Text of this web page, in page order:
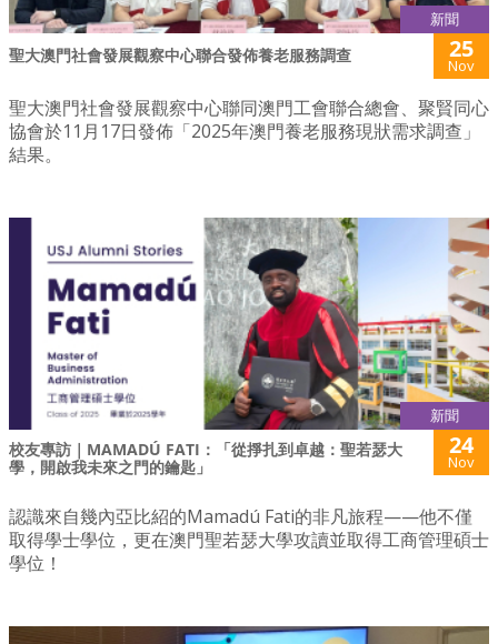
新聞
聖大澳門社會發展觀察中心聯合發佈養老服務調查 25
Nov
聖大澳門社會發展觀察中心聯同澳門工會聯合總會、聚賢同心
協會於11月17日發佈「2025年澳門養老服務現狀需求調查」
結果。
新聞
校友專訪｜MAMADÚ FATI：「從掙扎到卓越：聖若瑟大
學，開啟我未來之門的鑰匙」
24
Nov
認識來自幾內亞比紹的Mamadú Fati的非凡旅程——他不僅
取得學士學位，更在澳門聖若瑟大學攻讀並取得工商管理碩士
學位！